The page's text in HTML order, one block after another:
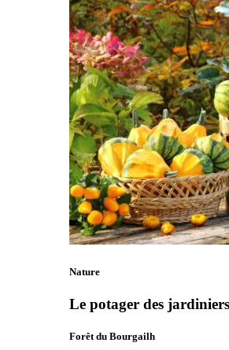
Nature
Le potager des jardiniers
Forêt du Bourgailh